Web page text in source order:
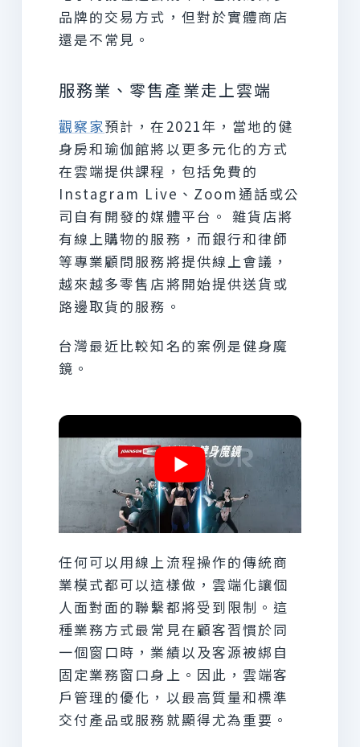
品牌的交易方式，但對於實體商店
還是不常見。
服務業、零售產業走上雲端
觀察家預計，在2021年，當地的健
身房和瑜伽館將以更多元化的方式
在雲端提供課程，包括免費的
Instagram Live、Zoom通話或公
司自有開發的媒體平台。 雜貨店將
有線上購物的服務，而銀行和律師
等專業顧問服務將提供線上會議，
越來越多零售店將開始提供送貨或
路邊取貨的服務。
台灣最近比較知名的案例是健身魔
鏡。
任何可以用線上流程操作的傳統商
業模式都可以這樣做，雲端化讓個
人面對面的聯繫都將受到限制。這
種業務方式最常見在顧客習慣於同
一個窗口時，業績以及客源被綁自
固定業務窗口身上。因此，雲端客
戶管理的優化，以最高質量和標準
交付產品或服務就顯得尤為重要。